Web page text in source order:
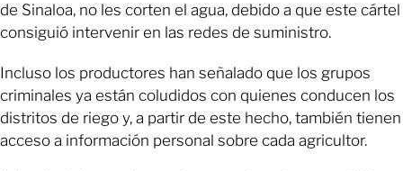
de Sinaloa, no les corten el agua, debido a que este cártel
consiguió intervenir en las redes de suministro.
Incluso los productores han señalado que los grupos
criminales ya están coludidos con quienes conducen los
distritos de riego y, a partir de este hecho, también tienen
acceso a información personal sobre cada agricultor.